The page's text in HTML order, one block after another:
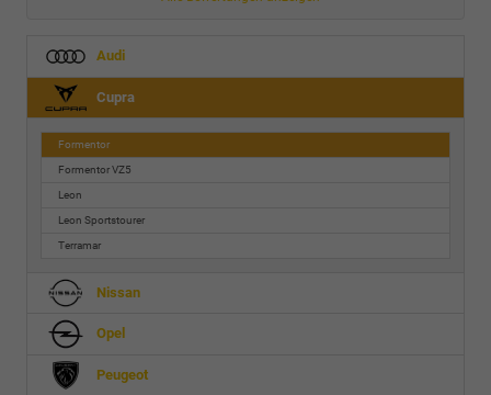
Audi
Cupra
Formentor
Formentor VZ5
Leon
Leon Sportstourer
Terramar
Nissan
Opel
Peugeot